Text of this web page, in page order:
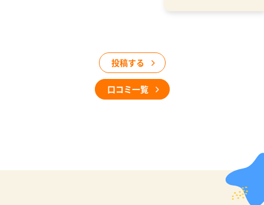
投稿する
口コミ一覧